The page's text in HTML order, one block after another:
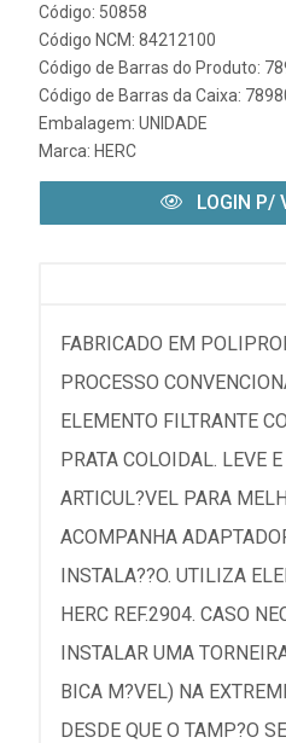
Código: 50858
Código NCM: 84212100
Código de Barras do Produto:
Código de Barras da Caixa:
Embalagem: UNIDADE
Marca: HERC
LOGIN P/
FABRICADO EM
PROCESSO
ELEMENTO FILTRANTE
PRATA COLOIDAL. LEVE
ARTICUL?VEL PARA
ACOMPANHA
INSTALA??O. UTILIZA
HERC REF.2904. CASO
INSTALAR UMA
BICA M?VEL) NA
DESDE QUE O TAMP?O